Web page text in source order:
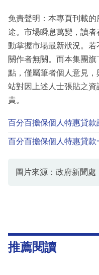
免責聲明：本專頁刊載
途。市場瞬息萬變，讀
動掌握市場最新狀況。
關作者無關。而本集團
點，僅屬筆者個人意見
站對因上述人士張貼之
責。
百分百擔保個人特惠貸
百分百擔保個人特惠貸
圖片來源：政府新聞處
推薦閱讀